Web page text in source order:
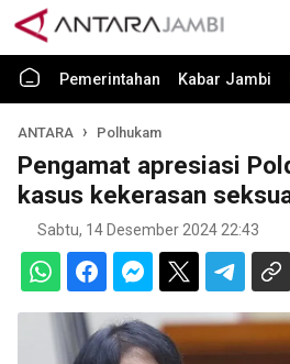
Pemerintahan Kabar Jambi
ANTARA Polhukam
Pengamat apresiasi
kasus kekerasan
Sabtu, 14 Desember 2024 22:43